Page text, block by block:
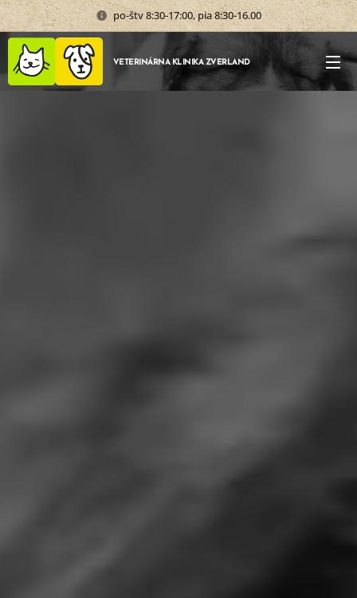
po-štv 8:30-17:00, pia 8:30-16.00
VETERINÁRNA KLINIKA ZVERLAND